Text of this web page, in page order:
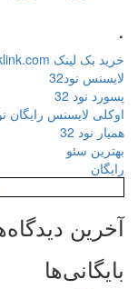
خرید بک لینک behtarinbacklink.com
لایسنس نود32
پسورد نود 32
اوکلی لایسنس رایگان نود 32
همیار نود 32
بهترین سئو
رایگان
آخرین دیدگاه‌ها
بایگانی‌ها